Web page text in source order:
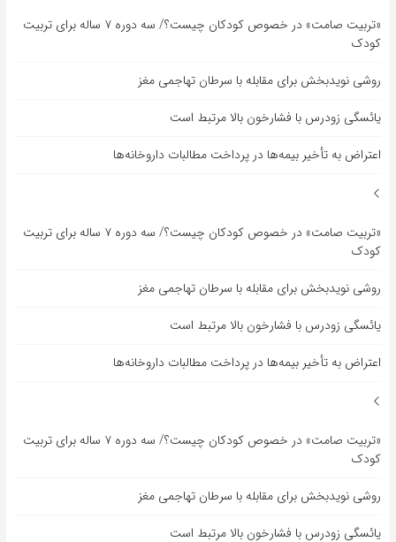
«تربیت صامت» در خصوص کودکان چیست؟/ سه دوره ۷ ساله برای تربیت
کودک
روشی نویدبخش برای مقابله با سرطان تهاجمی مغز
یائسگی زودرس با فشارخون بالا مرتبط است
اعتراض به تأخیر بیمه‌ها در پرداخت مطالبات داروخانه‌ها
«تربیت صامت» در خصوص کودکان چیست؟/ سه دوره ۷ ساله برای تربیت
کودک
روشی نویدبخش برای مقابله با سرطان تهاجمی مغز
یائسگی زودرس با فشارخون بالا مرتبط است
اعتراض به تأخیر بیمه‌ها در پرداخت مطالبات داروخانه‌ها
«تربیت صامت» در خصوص کودکان چیست؟/ سه دوره ۷ ساله برای تربیت
کودک
روشی نویدبخش برای مقابله با سرطان تهاجمی مغز
یائسگی زودرس با فشارخون بالا مرتبط است